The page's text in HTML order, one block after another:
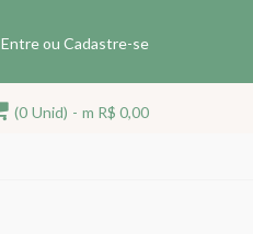
Entre ou Cadastre-se
(0 Unid) - m R$ 0,00